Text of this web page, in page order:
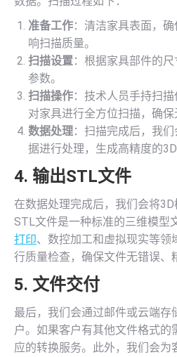
准备工作：清洁家具表面，
响扫描质量。
扫描设置：根据家具部件的
参数。
扫描操作：技术人员手持扫描
对家具进行全方位扫描，确保
数据处理：扫描完成后，我
据进行处理，生成高精度的3D
4. 输出STL文件
在数据处理完成后，我们会将3D
STL文件是一种标准的三维模型
打印、数控加工和虚拟现实等领
行质量检查，确保文件无错误、
5. 文件交付
最后，我们会通过邮件或云端存
户。如果客户有其他文件格式的
应的转换服务。此外，我们会为